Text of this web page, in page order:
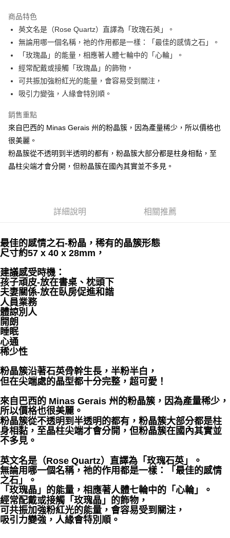
Apple Pay
街口支付
悠遊付
ATM付款
全家取貨付款
每筆NT$80，滿NT$3,000(含以上)免運費
7-11取貨付款
每筆NT$80，滿NT$3,000(含以上)免運費
每筆NT$80，滿NT$3,000(含以上)免運費
付款後門市自取
免運費
商品特色
英文名是（Rose Quartz）直譯為「玫瑰石英」。
無論用哪一個名稱，祂的作用都是一樣：「最佳的感情之石」。
「玫瑰晶」的能量，相應著人體七輪中的「心輪」。
經常配戴或接觸「玫瑰晶」的飾物，
可共振加強粉紅光的能量，會容易受到關注，
吸引力變強，人緣會特別順。
銷售重點
來自巴西的 Minas Gerais 州的粉晶簇，因為產量稀少，所以價格也
很美麗。
粉晶簇從不透明到半透明的都有，粉晶簇大部分都是柱身相黏，至
晶柱尖端才會分開，但粉晶簇在國內其實並不多見。
詳細說明 相關推薦
最佳的感情之石-粉晶，稀有的晶簇形態
尺寸約57 x 40 x 28mm，
建議感受時機：
孩子頑皮-放在書桌、枕頭下
夫妻關係-放在臥房促進和諧
人員業務
體諒別人
開朗
睡眠
心通
稀少性
粉晶簇沿著石英骨幹生長，半粉半白，
但在尖端處的晶型都十分完整，超可愛！
來自巴西的 Minas Gerais 州的粉晶簇，因為產量稀少，
所以價格也很美麗。
粉晶簇從不透明到半透明的都有，粉晶簇大部分都是柱
身相黏，至晶柱尖端才會分開，但粉晶簇在國內其實並
不多見。
英文名是（Rose Quartz）直譯為「玫瑰石英」。
無論用哪一個名稱，祂的作用都是一樣：「最佳的感情
之石」。
「玫瑰晶」的能量，相應著人體七輪中的「心輪」。
經常配戴或接觸「玫瑰晶」的飾物，
可共振加強粉紅光的能量，會容易受到關注，
吸引力變強，人緣會特別順。